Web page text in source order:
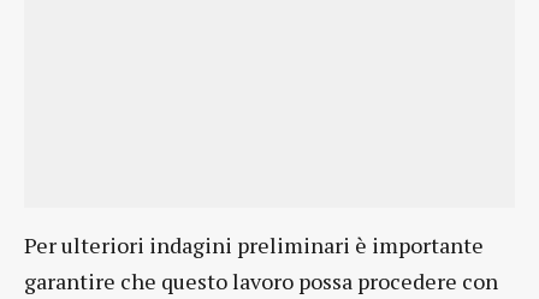
Per ulteriori indagini preliminari è importante
garantire che questo lavoro possa procedere con